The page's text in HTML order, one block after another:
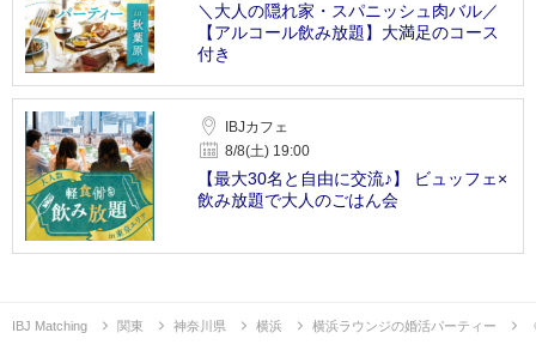
＼大人の隠れ家・スパニッシュ肉バル／
【アルコール飲み放題】大満足のコース
付き
IBJカフェ
8/8(土) 19:00
【最大30名と自由に交流♪】 ビュッフェ×
飲み放題で大人のごはん会
IBJ Matching 関東 神奈川県 横浜 横浜ラウンジの婚活パーティー